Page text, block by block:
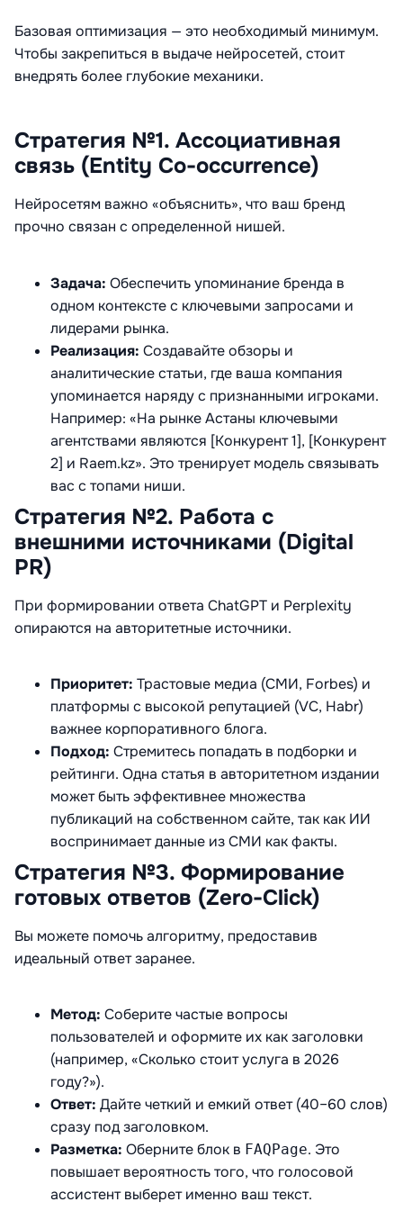
Базовая оптимизация — это необходимый минимум.
Чтобы закрепиться в выдаче нейросетей, стоит
внедрять более глубокие механики.
Стратегия №1. Ассоциативная
связь (Entity Co-occurrence)
Нейросетям важно «объяснить», что ваш бренд
прочно связан с определенной нишей.
Задача: Обеспечить упоминание бренда в
одном контексте с ключевыми запросами и
лидерами рынка.
Реализация: Создавайте обзоры и
аналитические статьи, где ваша компания
упоминается наряду с признанными игроками.
Например: «На рынке Астаны ключевыми
агентствами являются [Конкурент 1], [Конкурент
2] и Raem.kz». Это тренирует модель связывать
вас с топами ниши.
Стратегия №2. Работа с
внешними источниками (Digital
PR)
При формировании ответа ChatGPT и Perplexity
опираются на авторитетные источники.
Приоритет: Трастовые медиа (СМИ, Forbes) и
платформы с высокой репутацией (VC, Habr)
важнее корпоративного блога.
Подход: Стремитесь попадать в подборки и
рейтинги. Одна статья в авторитетном издании
может быть эффективнее множества
публикаций на собственном сайте, так как ИИ
воспринимает данные из СМИ как факты.
Стратегия №3. Формирование
готовых ответов (Zero-Click)
Вы можете помочь алгоритму, предоставив
идеальный ответ заранее.
Метод: Соберите частые вопросы
пользователей и оформите их как заголовки
(например, «Сколько стоит услуга в 2026
году?»).
Ответ: Дайте четкий и емкий ответ (40–60 слов)
сразу под заголовком.
Разметка: Оберните блок в FAQPage. Это
повышает вероятность того, что голосовой
ассистент выберет именно ваш текст.